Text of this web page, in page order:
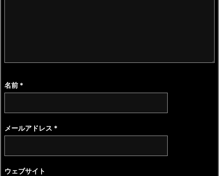
名前 *
メールアドレス *
ウェブサイト